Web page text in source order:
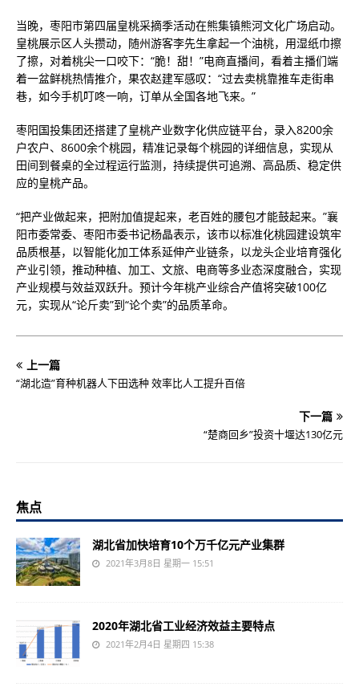
当晚，枣阳市第四届皇桃采摘季活动在熊集镇熊河文化广场启动。
皇桃展示区人头攒动，随州游客李先生拿起一个油桃，用湿纸巾擦
了擦，对着桃尖一口咬下：“脆！甜！”电商直播间，看着主播们端
着一盆鲜桃热情推介，果农赵建军感叹：“过去卖桃靠推车走街串
巷，如今手机叮咚一响，订单从全国各地飞来。”
枣阳国投集团还搭建了皇桃产业数字化供应链平台，录入8200余
户农户、8600余个桃园，精准记录每个桃园的详细信息，实现从
田间到餐桌的全过程运行监测，持续提供可追溯、高品质、稳定供
应的皇桃产品。
“把产业做起来，把附加值提起来，老百姓的腰包才能鼓起来。”襄
阳市委常委、枣阳市委书记杨晶表示，该市以标准化桃园建设筑牢
品质根基，以智能化加工体系延伸产业链条，以龙头企业培育强化
产业引领，推动种植、加工、文旅、电商等多业态深度融合，实现
产业规模与效益双跃升。预计今年桃产业综合产值将突破100亿
元，实现从“论斤卖”到“论个卖”的品质革命。
上一篇
“湖北造”育种机器人下田选种 效率比人工提升百倍
下一篇
“楚商回乡”投资十堰达130亿元
焦点
湖北省加快培育10个万千亿元产业集群
2021年3月8日 星期一 15:51
2020年湖北省工业经济效益主要特点
2021年2月4日 星期四 15:38